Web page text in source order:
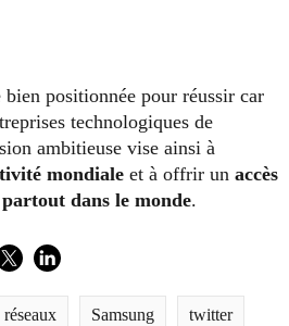
positionnée pour réussir car
technologiques de
ambitieuse vise ainsi à
mondiale et à offrir un accès
dans le monde.
TwitterLinkedIn
réseaux Samsung twitter